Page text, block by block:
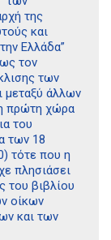
της
και
Ελλάδα”
τον
των
μεταξύ άλλων
πρώτη χώρα
του
των 18
τότε που η
πλησιάσει
του βιβλίου
οίκων
και των